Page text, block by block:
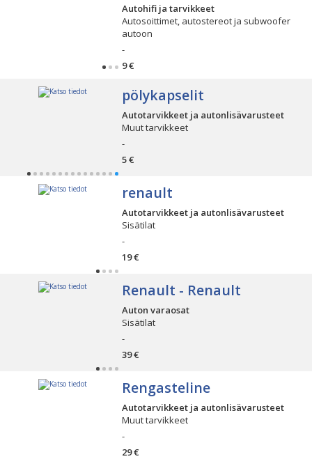
Autohifi ja tarvikkeet
Autosoittimet, autostereot ja subwoofer
autoon
-
9 €
pölykapselit
Autotarvikkeet ja autonlisävarusteet
Muut tarvikkeet
-
5 €
renault
Autotarvikkeet ja autonlisävarusteet
Sisätilat
-
19 €
Renault - Renault
Auton varaosat
Sisätilat
-
39 €
Rengasteline
Autotarvikkeet ja autonlisävarusteet
Muut tarvikkeet
-
29 €